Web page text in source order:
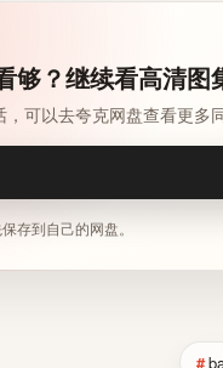
够？继续看高清图
可以去夸克网盘查看更多
存到自己的网盘。